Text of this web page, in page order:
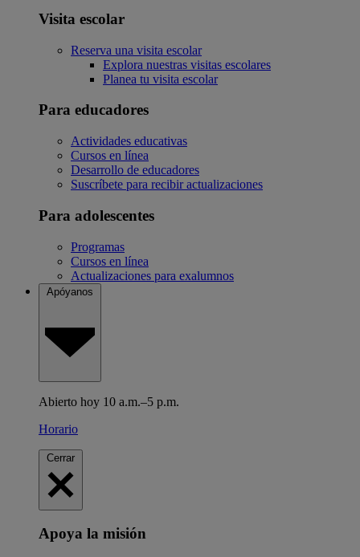
Visita escolar
Reserva una visita escolar
Explora nuestras visitas escolares
Planea tu visita escolar
Para educadores
Actividades educativas
Cursos en línea
Desarrollo de educadores
Suscríbete para recibir actualizaciones
Para adolescentes
Programas
Cursos en línea
Actualizaciones para exalumnos
Apóyanos
Abierto hoy 10 a.m.–5 p.m.
Horario
Cerrar
Apoya la misión